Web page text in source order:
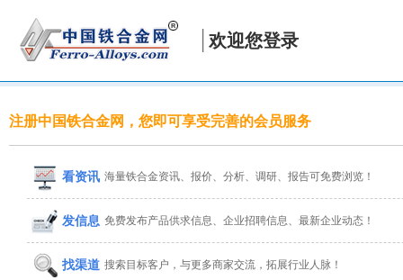
欢迎您登录
注册中国铁合金网，您即可享受完善的会员服务
看资讯 海量铁合金资讯、报价、分析、调研、报告可免费浏览！
发信息 免费发布产品供求信息、企业招聘信息、最新企业动态！
找渠道 搜索目标客户，与更多商家交流，拓展行业人脉！